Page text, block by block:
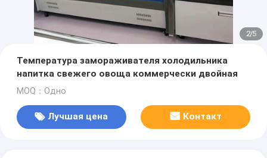
2/5
Температура замораживателя холодильника
напитка свежего овоща коммерчески двойная
MOQ：Одно
Лучшая цена Контакт